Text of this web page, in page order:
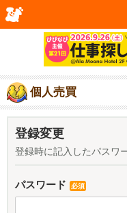
個人売買
登録変更
登録時に記入したパスワ
パスワード 必須